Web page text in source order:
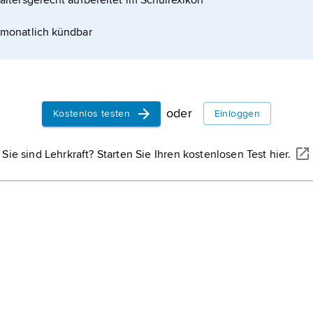
monatlich kündbar
Kostenlos testen oder Einloggen
Sie sind Lehrkraft? Starten Sie Ihren kostenlosen Test hier.